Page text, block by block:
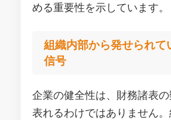
める重要性を示しています。
組織内部から発せられて
信号
企業の健全性は、財務諸表
表れるわけではありません